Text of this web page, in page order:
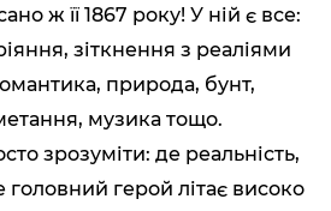
ж її 1867 року! У ній є все:
зіткнення з реаліями
природа, бунт,
музика тощо.
зрозуміти: де реальність,
герой літає високо